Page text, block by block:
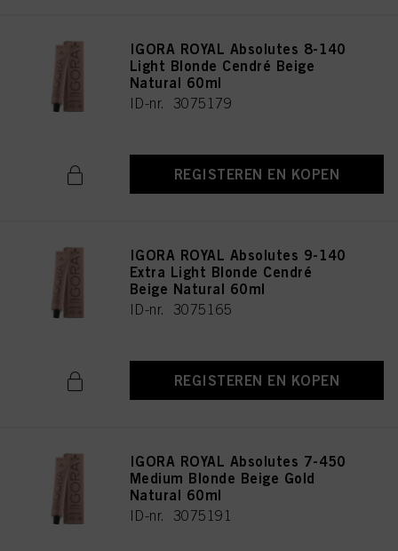
IGORA ROYAL Absolutes 8-140
Light Blonde Cendré Beige
Natural 60ml
ID-nr. 3075179
REGISTEREN EN KOPEN
IGORA ROYAL Absolutes 9-140
Extra Light Blonde Cendré
Beige Natural 60ml
ID-nr. 3075165
REGISTEREN EN KOPEN
IGORA ROYAL Absolutes 7-450
Medium Blonde Beige Gold
Natural 60ml
ID-nr. 3075191